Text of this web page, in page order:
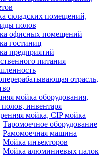
складских помещений,
полов
офисных помещений
гостиниц
предприятий
питания
отрасль,
мойка оборудования,
полов, инвентаря
мойка, CIP мойка
Таромоечное оборудование
Рамомоечная машина
Мойка инъекторов
Мойка алюминиевых палок